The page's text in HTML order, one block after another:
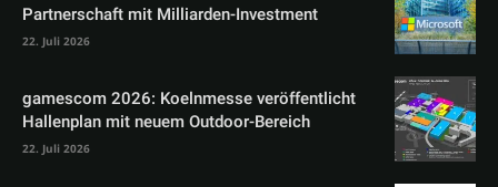
Partnerschaft mit Milliarden-Investment
22. Juli 2026
gamescom 2026: Koelnmesse veröffentlicht
Hallenplan mit neuem Outdoor-Bereich
22. Juli 2026